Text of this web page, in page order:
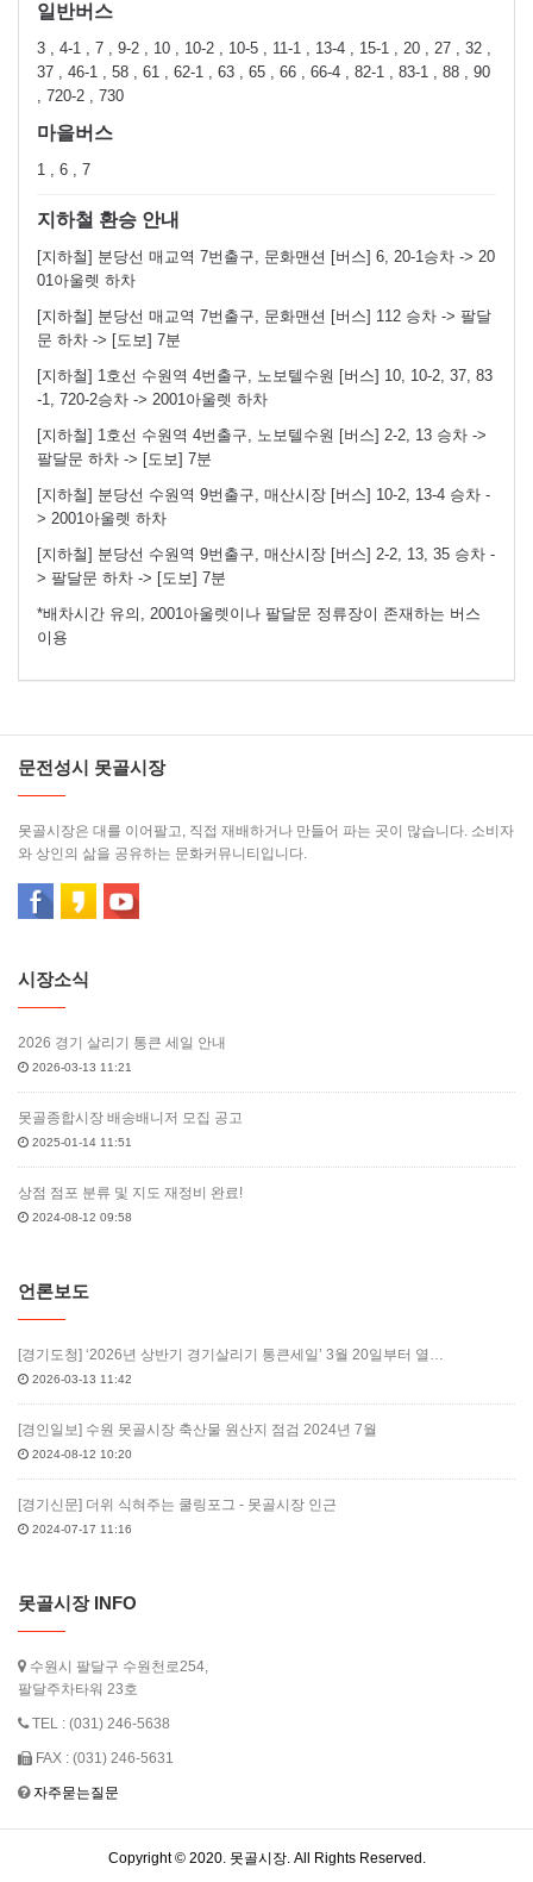
일반버스
3 , 4-1 , 7 , 9-2 , 10 , 10-2 , 10-5 , 11-1 , 13-4 , 15-1 , 20 , 27 , 32 ,
37 , 46-1 , 58 , 61 , 62-1 , 63 , 65 , 66 , 66-4 , 82-1 , 83-1 , 88 , 90
, 720-2 , 730
마을버스
1 , 6 , 7
지하철 환승 안내
[지하철] 분당선 매교역 7번출구, 문화맨션 [버스] 6, 20-1승차 -> 20
01아울렛 하차
[지하철] 분당선 매교역 7번출구, 문화맨션 [버스] 112 승차 -> 팔달
문 하차 -> [도보] 7분
[지하철] 1호선 수원역 4번출구, 노보텔수원 [버스] 10, 10-2, 37, 83
-1, 720-2승차 -> 2001아울렛 하차
[지하철] 1호선 수원역 4번출구, 노보텔수원 [버스] 2-2, 13 승차 ->
팔달문 하차 -> [도보] 7분
[지하철] 분당선 수원역 9번출구, 매산시장 [버스] 10-2, 13-4 승차 -
> 2001아울렛 하차
[지하철] 분당선 수원역 9번출구, 매산시장 [버스] 2-2, 13, 35 승차 -
> 팔달문 하차 -> [도보] 7분
*배차시간 유의, 2001아울렛이나 팔달문 정류장이 존재하는 버스
이용
문전성시 못골시장
못골시장은 대를 이어팔고, 직접 재배하거나 만들어 파는 곳이 많습니다. 소비자
와 상인의 삶을 공유하는 문화커뮤니티입니다.
시장소식
2026 경기 살리기 통큰 세일 안내
2026-03-13 11:21
못골종합시장 배송배니저 모집 공고
2025-01-14 11:51
상점 점포 분류 및 지도 재정비 완료!
2024-08-12 09:58
언론보도
[경기도청] ‘2026년 상반기 경기살리기 통큰세일’ 3월 20일부터 열…
2026-03-13 11:42
[경인일보] 수원 못골시장 축산물 원산지 점검 2024년 7월
2024-08-12 10:20
[경기신문] 더위 식혀주는 쿨링포그 - 못골시장 인근
2024-07-17 11:16
못골시장 INFO
수원시 팔달구 수원천로254,
팔달주차타워 23호
TEL : (031) 246-5638
FAX : (031) 246-5631
자주묻는질문
Copyright © 2020. 못골시장. All Rights Reserved.